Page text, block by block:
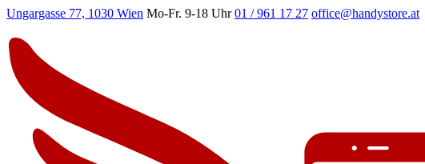
Ungargasse 77, 1030 Wien Mo-Fr. 9-18 Uhr 01 / 961 17 27 office@handystore.at